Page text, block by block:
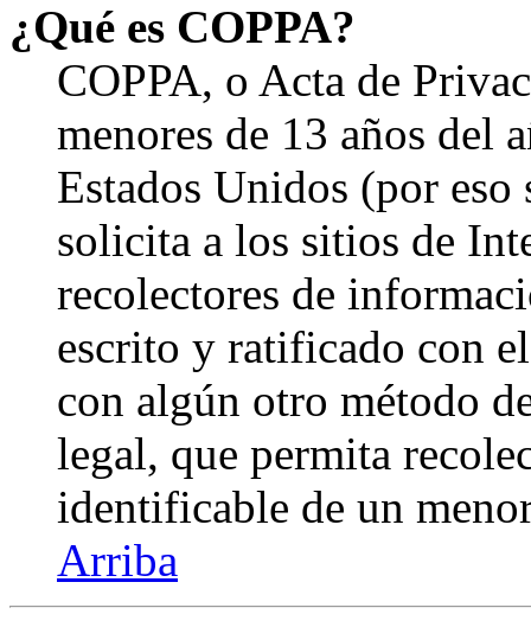
¿Qué es COPPA?
COPPA, o Acta de
menores de 13 años del
Estados Unidos (por eso
solicita a los sitios de
recolectores de
escrito y ratificado con
con algún otro método
legal, que permita
identificable de un
Arriba